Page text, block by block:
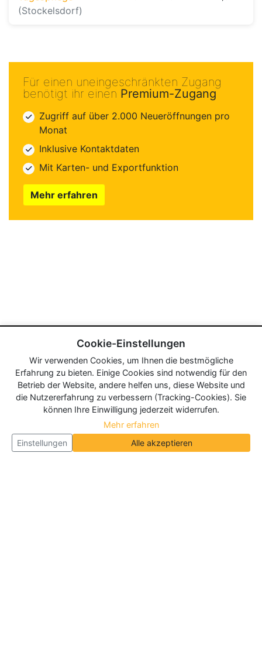
(Stockelsdorf)
Für einen uneingeschränkten Zugang
benötigt ihr einen Premium-Zugang
Zugriff auf über 2.000 Neueröffnungen pro
Monat
Inklusive Kontaktdaten
Mit Karten- und Exportfunktion
Mehr erfahren
Cookie-Einstellungen
Wir verwenden Cookies, um Ihnen die bestmögliche
Erfahrung zu bieten. Einige Cookies sind notwendig für den
Betrieb der Website, andere helfen uns, diese Website und
die Nutzererfahrung zu verbessern (Tracking-Cookies). Sie
können Ihre Einwilligung jederzeit widerrufen.
Mehr erfahren
Einstellungen
Alle akzeptieren